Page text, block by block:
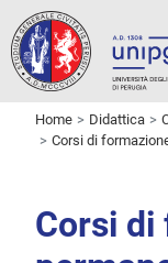
Home Didattica
Corsi di
Corsi di